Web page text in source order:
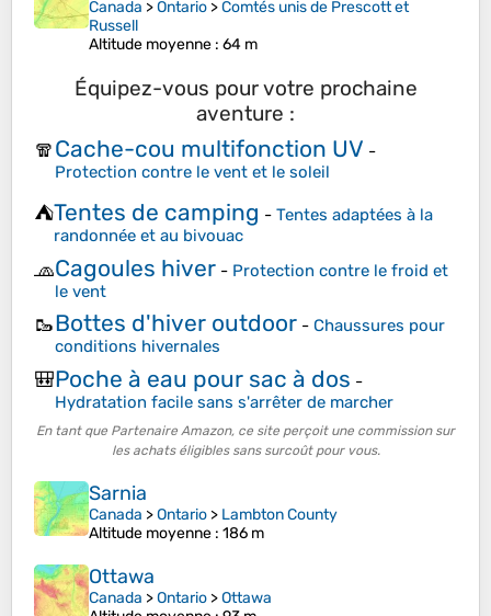
Canada >Ontario >Comtés unis de Prescott et
Russell
Altitude moyenne : 64 m
Équipez-vous pour votre prochaine
aventure :
🧣Cache-cou multifonction UV -
Protection contre le vent et le soleil
⛺Tentes de camping - Tentes adaptées à la
randonnée et au bivouac
🧢Cagoules hiver - Protection contre le froid et
le vent
🥾Bottes d'hiver outdoor - Chaussures pour
conditions hivernales
🎒Poche à eau pour sac à dos -
Hydratation facile sans s'arrêter de marcher
En tant que Partenaire Amazon, ce site perçoit une commission sur
les achats éligibles sans surcoût pour vous.
Sarnia
Canada >Ontario > Lambton County
Altitude moyenne : 186 m
Ottawa
Canada >Ontario >Ottawa